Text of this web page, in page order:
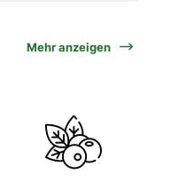
Mehr anzeigen